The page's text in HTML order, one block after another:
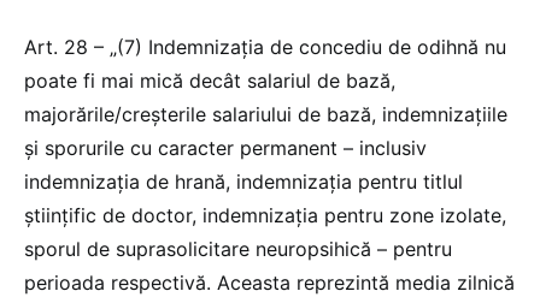
Art. 28 – „(7) Indemnizaţia de concediu de odihnă nu
poate fi mai mică decât salariul de bază,
majorările/creşterile salariului de bază, indemnizaţiile
şi sporurile cu caracter permanent – inclusiv
indemnizaţia de hrană, indemnizaţia pentru titlul
ştiinţific de doctor, indemnizaţia pentru zone izolate,
sporul de suprasolicitare neuropsihică – pentru
perioada respectivă. Aceasta reprezintă media zilnică